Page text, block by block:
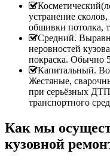
устранение
обшивки потолка,
Средний.
неровностей
покраска. Обычно
Капитальный.
Жестяные,
при серьёзных
транспортного
Как мы
кузовной